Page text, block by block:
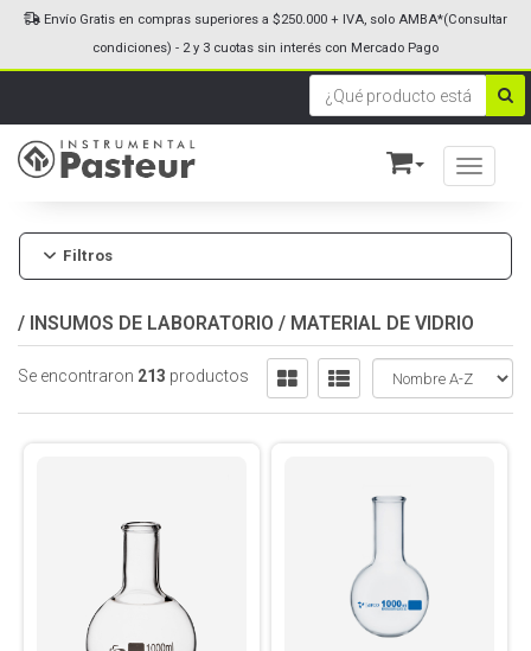
Toggle
Envío Gratis en compras superiores a $250.000 + IVA, solo AMBA*(Consultar
condiciones) - 2 y 3 cuotas sin interés con Mercado Pago
Filtros
/ INSUMOS DE LABORATORIO / MATERIAL DE VIDRIO
Se encontraron 213 productos